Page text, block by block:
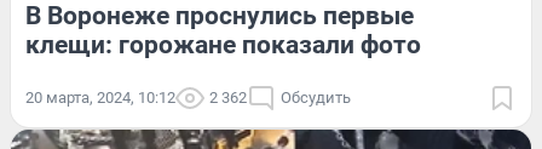
В Воронеже проснулись первые
клещи: горожане показали фото
20 марта, 2024, 10:12 2 362 Обсудить